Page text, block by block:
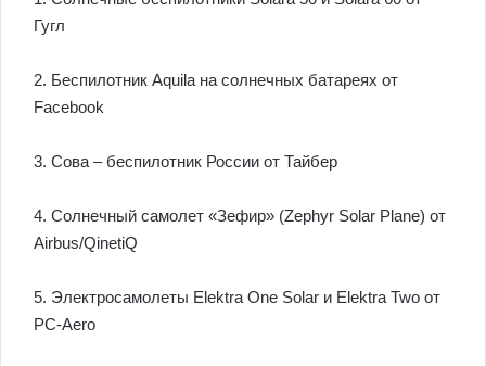
Гугл
2. Беспилотник Aquila на солнечных батареях от
Facebook
3. Сова – беспилотник России от Тайбер
4. Солнечный самолет «Зефир» (Zephyr Solar Plane) от
Airbus/QinetiQ
5. Электросамолеты Elektra One Solar и Elektra Two от
PC-Aero